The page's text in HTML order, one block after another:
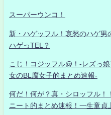
スーパーウンコ！
新・ハゲッフル！哀愁のハゲ男
ハゲっTEL？
こじ！コジッフル@！-レズっ
女のBL腐女子的まとめ速報-
何だ！何が？真・シロッフ
ニート的まとめ速報！一生童貞